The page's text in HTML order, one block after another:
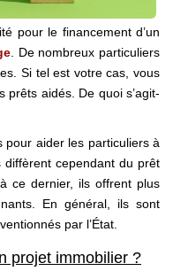
pour le financement d’un
. De nombreux particuliers
Si tel est votre cas, vous
prêts aidés. De quoi s’agit-
pour aider les particuliers à
cependant du prêt
ce dernier, ils offrent plus
En général, ils sont
par l’État.
projet immobilier ?